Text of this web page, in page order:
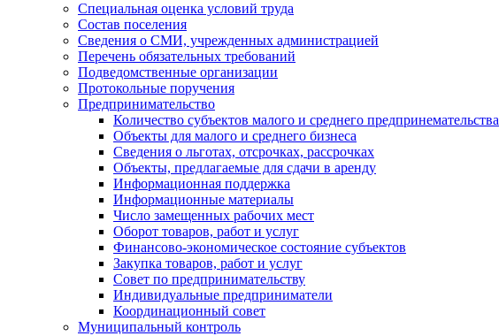
Специальная оценка условий труда
Состав поселения
Сведения о СМИ, учрежденных администрацией
Перечень обязательных требований
Подведомственные организации
Протокольные поручения
Предпринимательство
Количество субъектов малого и среднего предпринемательства
Объекты для малого и среднего бизнеса
Сведения о льготах, отсрочках, рассрочках
Объекты, предлагаемые для сдачи в аренду
Информационная поддержка
Информационные материалы
Число замещенных рабочих мест
Оборот товаров, работ и услуг
Финансово-экономическое состояние субъектов
Закупка товаров, работ и услуг
Совет по предпринимательству
Индивидуальные предприниматели
Координационный совет
Муниципальный контроль